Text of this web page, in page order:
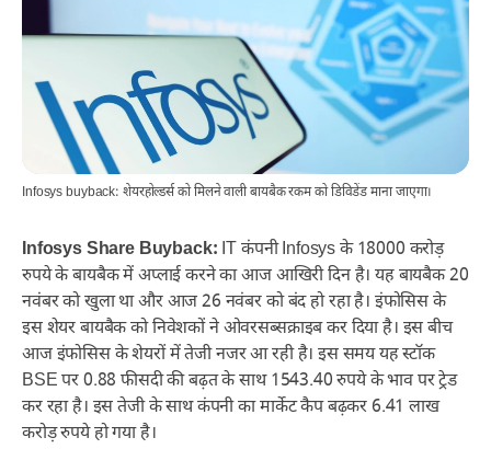
Infosys buyback: शेयरहोल्डर्स को मिलने वाली बायबैक रकम को डिविडेंड माना जाएगा।
Infosys Share Buyback: IT कंपनी Infosys के 18000 करोड़
रुपये के बायबैक में अप्लाई करने का आज आखिरी दिन है। यह बायबैक 20
नवंबर को खुला था और आज 26 नवंबर को बंद हो रहा है। इंफोसिस के
इस शेयर बायबैक को निवेशकों ने ओवरसब्सक्राइब कर दिया है। इस बीच
आज इंफोसिस के शेयरों में तेजी नजर आ रही है। इस समय यह स्टॉक
BSE पर 0.88 फीसदी की बढ़त के साथ 1543.40 रुपये के भाव पर ट्रेड
कर रहा है। इस तेजी के साथ कंपनी का मार्केट कैप बढ़कर 6.41 लाख
करोड़ रुपये हो गया है।